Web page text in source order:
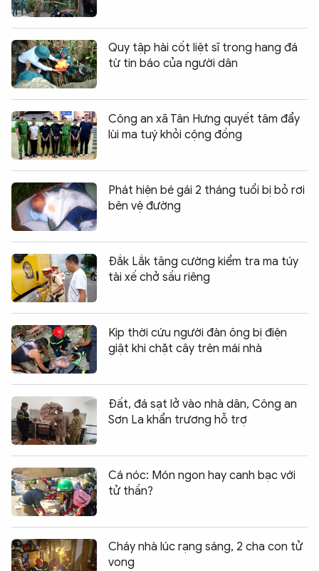
Quy tập hài cốt liệt sĩ trong hang đá
từ tin báo của người dân
Công an xã Tân Hưng quyết tâm đẩy
lùi ma tuý khỏi cộng đồng
Phát hiện bé gái 2 tháng tuổi bị bỏ rơi
bên vệ đường
Đắk Lắk tăng cường kiểm tra ma túy
tài xế chở sầu riêng
Kịp thời cứu người đàn ông bị điện
giật khi chặt cây trên mái nhà
Đất, đá sạt lở vào nhà dân, Công an
Sơn La khẩn trương hỗ trợ
Cá nóc: Món ngon hay canh bạc với
tử thần?
Cháy nhà lúc rạng sáng, 2 cha con tử
vong